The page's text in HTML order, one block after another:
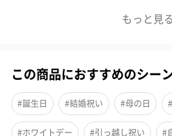
もっと見る
変化するインテリアオブジェ「
この商品におすすめのシー
#誕生日 #結婚祝い #母の日
#ホワイトデー #引っ越し祝い #